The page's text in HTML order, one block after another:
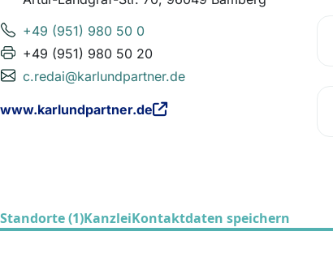
+49 (951) 980 50 0
+49 (951) 980 50 20
c.redai@karlundpartner.de
www.karlundpartner.de
Standorte (1)KanzleiKontaktdaten speichern